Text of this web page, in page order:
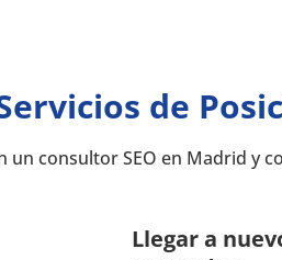
de
un consultor SEO en Madrid y
Llegar a